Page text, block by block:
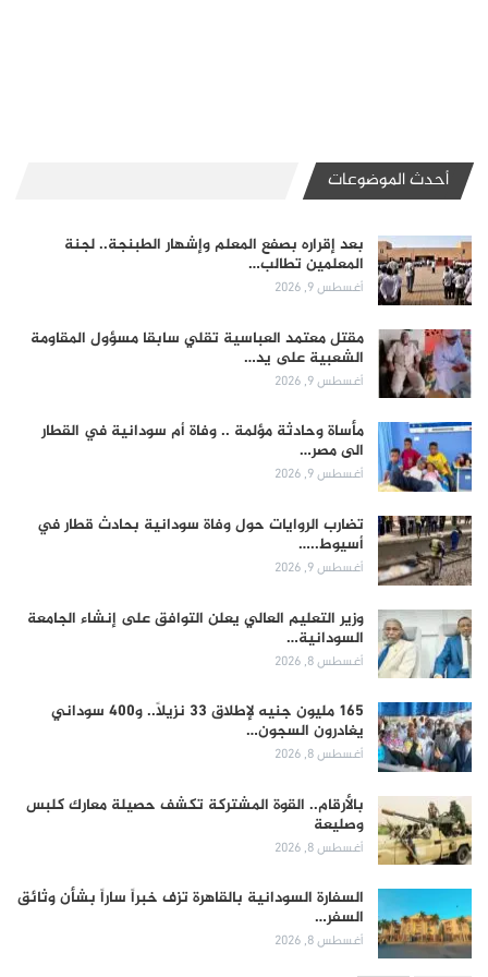
أحدث الموضوعات
بعد إقراره بصفع المعلم وإشهار الطبنجة.. لجنة
المعلمين تطالب…
أغسطس 9, 2026
مقتل معتمد العباسية تقلي سابقا مسؤول المقاومة
الشعبية على يد…
أغسطس 9, 2026
مأساة وحادثة مؤلمة .. وفاة أم سودانية في القطار
الى مصر…
أغسطس 9, 2026
تضارب الروايات حول وفاة سودانية بحادث قطار في
أسيوط..…
أغسطس 9, 2026
وزير التعليم العالي يعلن التوافق على إنشاء الجامعة
السودانية…
أغسطس 8, 2026
165 مليون جنيه لإطلاق 33 نزيلاً.. و400 سوداني
يغادرون السجون…
أغسطس 8, 2026
بالأرقام.. القوة المشتركة تكشف حصيلة معارك كلبس
وصليعة
أغسطس 8, 2026
السفارة السودانية بالقاهرة تزف خبراً ساراً بشأن وثائق
السفر…
أغسطس 8, 2026